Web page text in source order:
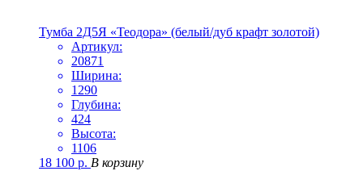
Тумба 2Д5Я «Теодора» (белый/дуб крафт золотой)
Артикул:
20871
Ширина:
1290
Глубина:
424
Высота:
1106
18 100 р. В корзину